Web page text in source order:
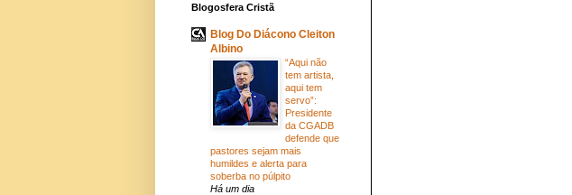
Blogosfera Cristã
Blog Do Diácono Cleiton
Albino
“Aqui não
tem artista,
aqui tem
servo”:
Presidente
da CGADB
defende que
pastores sejam mais
humildes e alerta para
soberba no púlpito
Há um dia